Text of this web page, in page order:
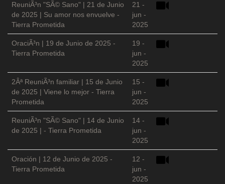
ReuniÃ³n "SÃ© Sano" | 21 de Junio
de 2025 | Su amor nos envuelve -
Tierra Prometida
21 -
jun -
2025
OraciÃ³n | 19 de Junio de 2025 -
Tierra Prometida
19 -
jun -
2025
2Âª ReuniÃ³n familiar | 15 de Junio
de 2025 | Viene lo mejor - Tierra
Prometida
15 -
jun -
2025
ReuniÃ³n "SÃ© Sano" | 14 de Junio
de 2025 | - Tierra Prometida
14 -
jun -
2025
Oración | 12 de Junio de 2025 -
Tierra Prometida
12 -
jun -
2025